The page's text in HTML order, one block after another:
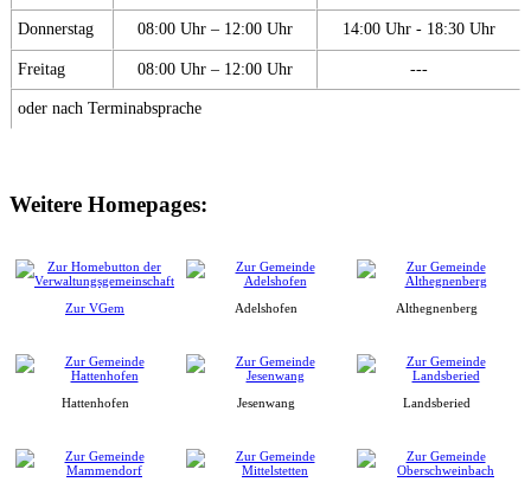
Donnerstag 08:00 Uhr – 12:00 Uhr 14:00 Uhr - 18:30 Uhr
Freitag 08:00 Uhr – 12:00 Uhr ---
oder nach Terminabsprache
Weitere Homepages:
Zur VGem Adelshofen Althegnenberg
Hattenhofen Jesenwang Landsberied